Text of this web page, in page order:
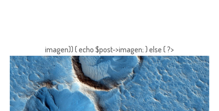
imagen)) { echo $post->imagen; } else { ?>